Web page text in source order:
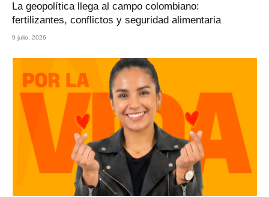
La geopolítica llega al campo colombiano:
fertilizantes, conflictos y seguridad alimentaria
9 julio, 2026